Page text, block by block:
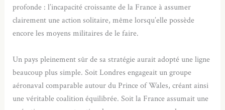
profonde : l’incapacité croissante de la France à assumer
clairement une action solitaire, même lorsqu’elle possède
encore les moyens militaires de le faire.
Un pays pleinement sûr de sa stratégie aurait adopté une ligne
beaucoup plus simple. Soit Londres engageait un groupe
aéronaval comparable autour du Prince of Wales, créant ainsi
une véritable coalition équilibrée. Soit la France assumait une